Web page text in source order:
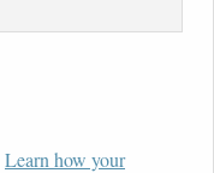
Learn how your